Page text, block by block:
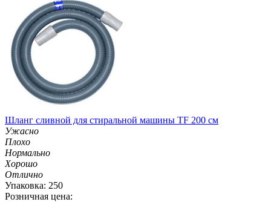
Шланг сливной для стиральной машины TF 200 см
Ужасно
Плохо
Нормально
Хорошо
Отлично
Упаковка: 250
Розничная цена: